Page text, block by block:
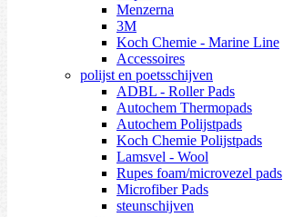
Menzerna
3M
Koch Chemie - Marine Line
Accessoires
polijst en poetsschijven
ADBL - Roller Pads
Autochem Thermopads
Autochem Polijstpads
Koch Chemie Polijstpads
Lamsvel - Wool
Rupes foam/microvezel pads
Microfiber Pads
steunschijven